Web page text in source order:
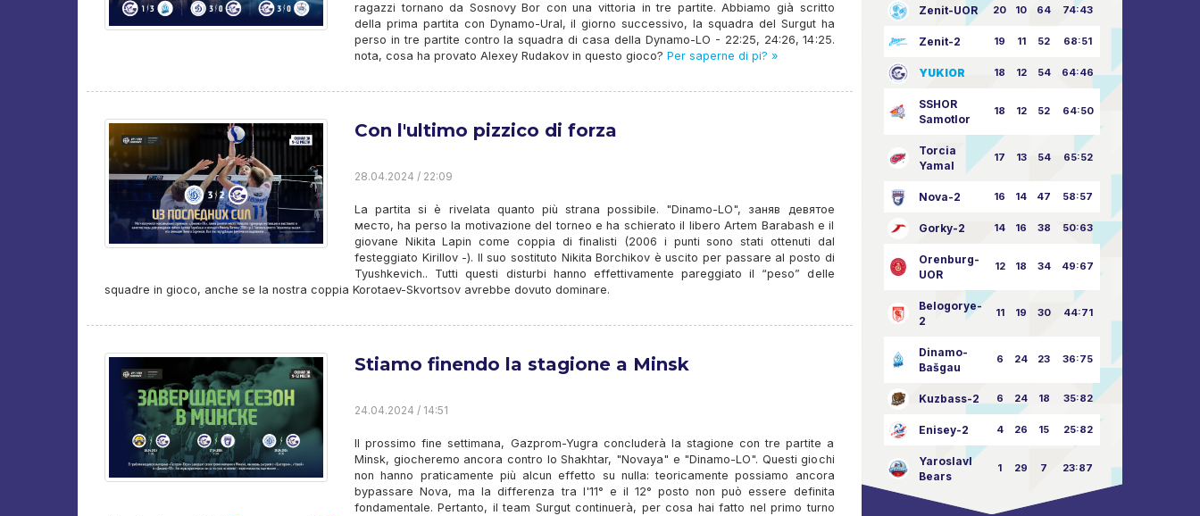
ragazzi tornano da Sosnovy Bor con una vittoria in tre partite. Abbiamo già scritto
della prima partita con Dynamo-Ural, il giorno successivo, la squadra del Surgut ha
perso in tre partite contro la squadra di casa della Dynamo-LO - 22:25, 24:26, 14:25.
nota, cosa ha provato Alexey Rudakov in questo gioco? Per saperne di pi? »
Con l'ultimo pizzico di forza
28.04.2024 / 22:09
La partita si è rivelata quanto più strana possibile. "Dinamo-LO", заняв девятое
место, ha perso la motivazione del torneo e ha schierato il libero Artem Barabash e il
giovane Nikita Lapin come coppia di finalisti (2006 i punti sono stati ottenuti dal
festeggiato Kirillov -). Il suo sostituto Nikita Borchikov è uscito per passare al posto di
Tyushkevich.. Tutti questi disturbi hanno effettivamente pareggiato il “peso” delle
squadre in gioco, anche se la nostra coppia Korotaev-Skvortsov avrebbe dovuto dominare.
Stiamo finendo la stagione a Minsk
24.04.2024 / 14:51
Il prossimo fine settimana, Gazprom-Yugra concluderà la stagione con tre partite a
Minsk, giocheremo ancora contro lo Shakhtar, "Novaya" e "Dinamo-LO". Questi giochi
non hanno praticamente più alcun effetto su nulla: teoricamente possiamo ancora
bypassare Nova, ma la differenza tra l'11° e il 12° posto non può essere definita
fondamentale. Pertanto, il team Surgut continuerà, per cosa hai fatto nel primo turno
Zenit-UOR 20 10 64 74:43
Zenit-2 19 11 52 68:51
YUKIOR 18 12 54 64:46
SSHOR
Samotlor
18 12 52 64:50
Torcia
Yamal
17 13 54 65:52
Nova-2 16 14 47 58:57
Gorky-2 14 16 38 50:63
Orenburg-
UOR
12 18 34 49:67
Belogorye-
2
11 19 30 44:71
Dinamo-
Bašgau
6 24 23 36:75
Kuzbass-2 6 24 18 35:82
Enisey-2 4 26 15 25:82
Yaroslavl
Bears
1 29 7 23:87